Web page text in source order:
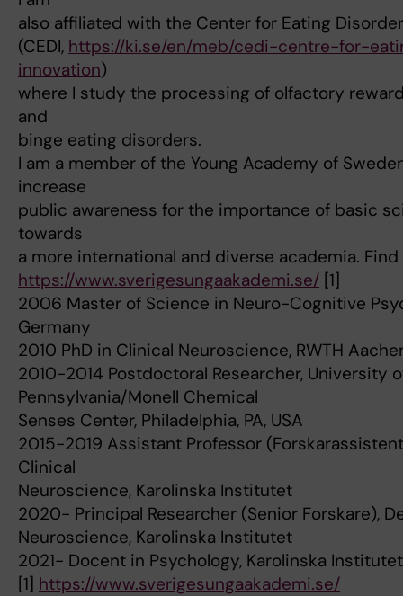
also affiliated with the Center for Eating
(CEDI, https://ki.se/en/meb/cedi-centre-for-
innovation)
where I study the processing of olfactory
and
binge eating disorders.
I am a member of the Young Academy of
increase
public awareness for the importance of basic
towards
a more international and diverse academia.
https://www.sverigesungaakademi.se/ [1]
2006 Master of Science in Neuro-Cognitive
Germany
2010 PhD in Clinical Neuroscience, RWTH
2010-2014 Postdoctoral Researcher, University
Pennsylvania/Monell Chemical
Senses Center, Philadelphia, PA, USA
2015-2019 Assistant Professor
Clinical
Neuroscience, Karolinska Institutet
2020- Principal Researcher (Senior Forskare),
Neuroscience, Karolinska Institutet
2021- Docent in Psychology, Karolinska Institutet
[1] https://www.sverigesungaakademi.se/